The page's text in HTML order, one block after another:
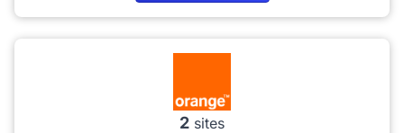
2 sites